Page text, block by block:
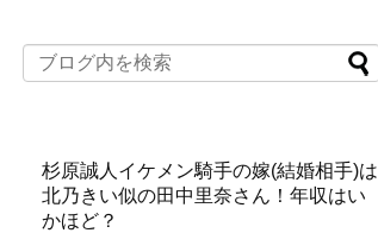
杉原誠人イケメン騎手の嫁(結婚相手)は
北乃きい似の田中里奈さん！年収はい
かほど？